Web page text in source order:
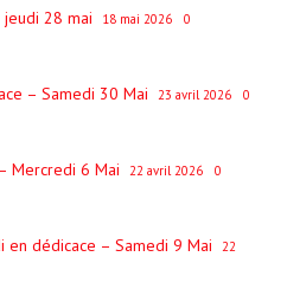
jeudi 28 mai 18 mai 2026
0
– Samedi 30 Mai 23 avril 2026
0
Mercredi 6 Mai 22 avril 2026
0
en dédicace – Samedi 9 Mai
22